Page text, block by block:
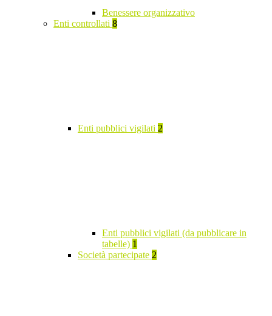
Benessere organizzativo
Enti controllati 8
Enti pubblici vigilati 2
Enti pubblici vigilati (da pubblicare in
tabelle) 1
Società partecipate 2